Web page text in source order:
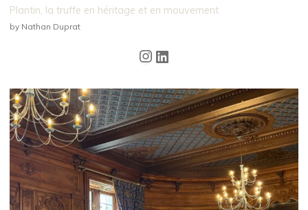
Plantin, la truffe en héritage et en mouvement
by Nathan Duprat
Instagram
LinkedIn